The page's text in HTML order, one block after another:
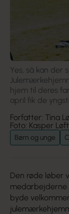
Yes, så kan der
hjem til deres
april fik de
Forfatter: Tina
Foto: Kasper
Børn og unge
Den røde løber
medarbejderne
byde